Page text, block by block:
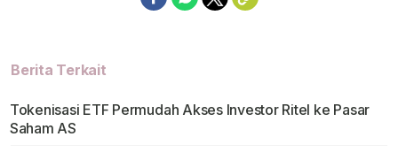
Berita Terkait
Tokenisasi ETF Permudah Akses Investor Ritel ke Pasar
Saham AS